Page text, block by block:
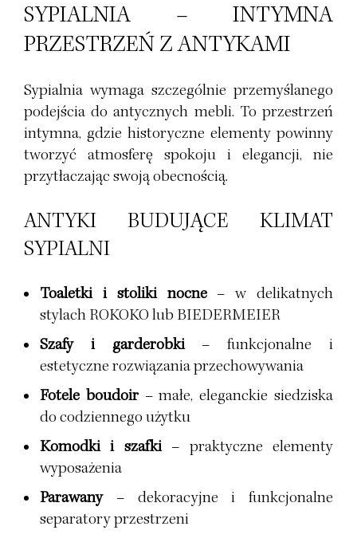
SYPIALNIA – INTYMNA
PRZESTRZEŃ Z ANTYKAMI
Sypialnia wymaga szczególnie przemyślanego
podejścia do antycznych mebli. To przestrzeń
intymna, gdzie historyczne elementy powinny
tworzyć atmosferę spokoju i elegancji, nie
przytłaczając swoją obecnością.
ANTYKI BUDUJĄCE KLIMAT
SYPIALNI
Toaletki i stoliki nocne– w delikatnych
stylachROKOKOlub BIEDERMEIER
Szafy i garderobki– funkcjonalne i
estetyczne rozwiązania przechowywania
Fotele boudoir– małe, eleganckie siedziska
do codziennego użytku
Komodki i szafki– praktyczne elementy
wyposażenia
Parawany– dekoracyjne i funkcjonalne
separatory przestrzeni